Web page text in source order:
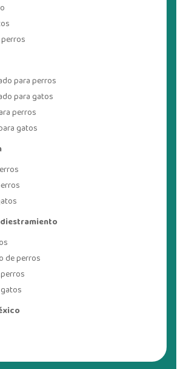
para perros
para gatos
perros
gatos
de perros